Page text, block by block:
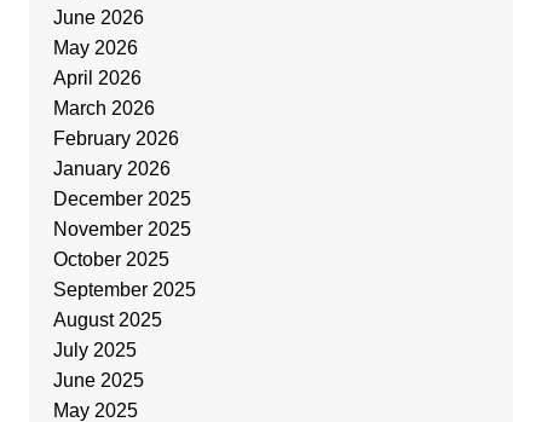
June 2026
May 2026
April 2026
March 2026
February 2026
January 2026
December 2025
November 2025
October 2025
September 2025
August 2025
July 2025
June 2025
May 2025